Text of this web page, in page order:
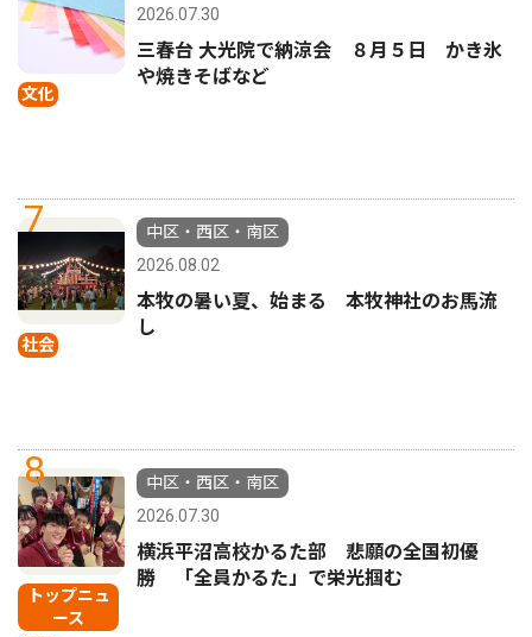
文化
2026.07.30
三春台 大光院で納涼会 ８月５日 かき氷
や焼きそばなど
7
社会
中区・西区・南区
2026.08.02
本牧の暑い夏、始まる 本牧神社のお馬流
し
8
トップニュ
ース
中区・西区・南区
2026.07.30
横浜平沼高校かるた部 悲願の全国初優
勝 「全員かるた」で栄光掴む